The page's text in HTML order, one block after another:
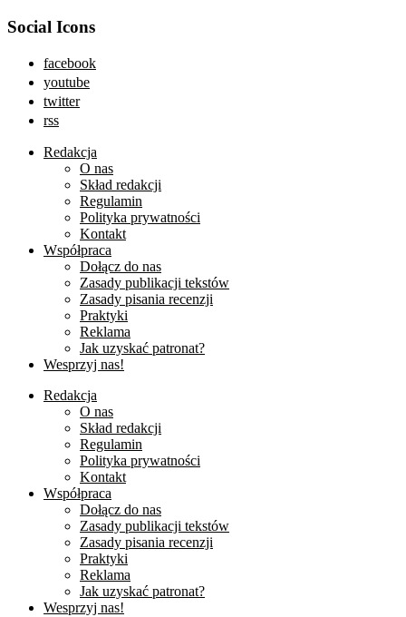
Social Icons
facebook
youtube
twitter
rss
Redakcja
O nas
Skład redakcji
Regulamin
Polityka prywatności
Kontakt
Współpraca
Dołącz do nas
Zasady publikacji tekstów
Zasady pisania recenzji
Praktyki
Reklama
Jak uzyskać patronat?
Wesprzyj nas!
Redakcja
O nas
Skład redakcji
Regulamin
Polityka prywatności
Kontakt
Współpraca
Dołącz do nas
Zasady publikacji tekstów
Zasady pisania recenzji
Praktyki
Reklama
Jak uzyskać patronat?
Wesprzyj nas!